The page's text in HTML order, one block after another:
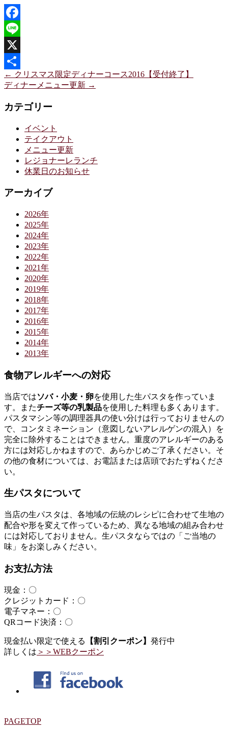
Facebook
Line
X
共
← クリスマス限定ディナーコース2016【受付終了】
ディナーメニュー更新 →
カテゴリー
イベント
テイクアウト
メニュー更新
レジョナーレランチ
休業日のお知らせ
アーカイブ
2026年
2025年
2024年
2023年
2022年
2021年
2020年
2019年
2018年
2017年
2016年
2015年
2014年
2013年
食物アレルギーへの対応
当店ではソバ・小麦・卵を使用した生パスタを作っていま
す。またチーズ等の乳製品を使用した料理も多くあります。
パスタマシン等の調理器具の使い分けは行っておりませんの
で、コンタミネーション（意図しないアレルゲンの混入）を
完全に除外することはできません。重度のアレルギーのある
方には対応しかねますので、あらかじめご了承ください。そ
の他の食材については、お電話または店頭でおたずねくださ
い。
生パスタについて
当店の生パスタは、各地域の伝統のレシピに合わせて生地の
配合や形を変えて作っているため、異なる地域の組み合わせ
には対応しておりません。生パスタならではの「ご当地の
味」をお楽しみください。
お支払方法
現金：〇
クレジットカード：〇
電子マネー：〇
QRコード決済：〇
現金払い限定で使える 【割引クーポン】 発行中
詳しくは ＞＞WEBクーポン
PAGETOP